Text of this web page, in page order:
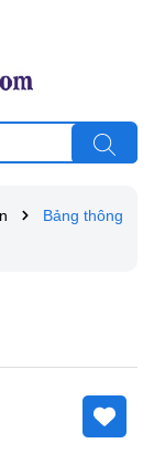
Bảng thông